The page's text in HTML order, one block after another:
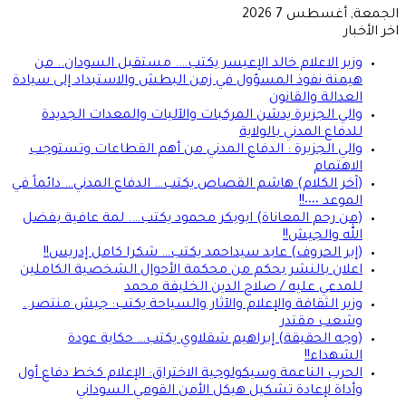
الجمعة, أغسطس 7 2026
اخر الأخبار
وزير الاعلام خالد الإعيسر يكتب…. مستقبل السودان.. من
هيمنة نفوذ المسؤول في زمن البطش والاستبداد إلى سيادة
العدالة والقانون
والي الجزيرة يدشن المركبات والآليات والمعدات الجديدة
للدفاع المدني بالولاية
والي الجزيرة : الدفاع المدني من أهم القطاعات وتستوجب
الاهتمام
(آخر الكلام) هاشم القصاص يكتب… الدفاع المدني… دائماً في
الموعد ٠٠٠٠!!
(من رحم المعاناة) ابوبكر محمود يكتب…. لمة عافية بفضل
الله والجيش!!
(إبر الحروف) عابد سيداحمد يكتب… شكرا كامل إدريس!!
اعلان بالنشر بحكم من محكمة الأحوال الشخصية الكاملين
للمدعي عليه / صلاح الدين الخليفة محمد
وزير الثقافة والإعلام والآثار والسياحة يكتب: جيش منتصر..
وشعب مقتدر
(وجه الحقيقة) إبراهيم شقلاوي يكتب… حكاية عودة
الشهداء!!
الحرب الناعمة وسيكولوجية الاختراق: الإعلام كخط دفاع أول
وأداة لإعادة تشكيل هيكل الأمن القومي السوداني